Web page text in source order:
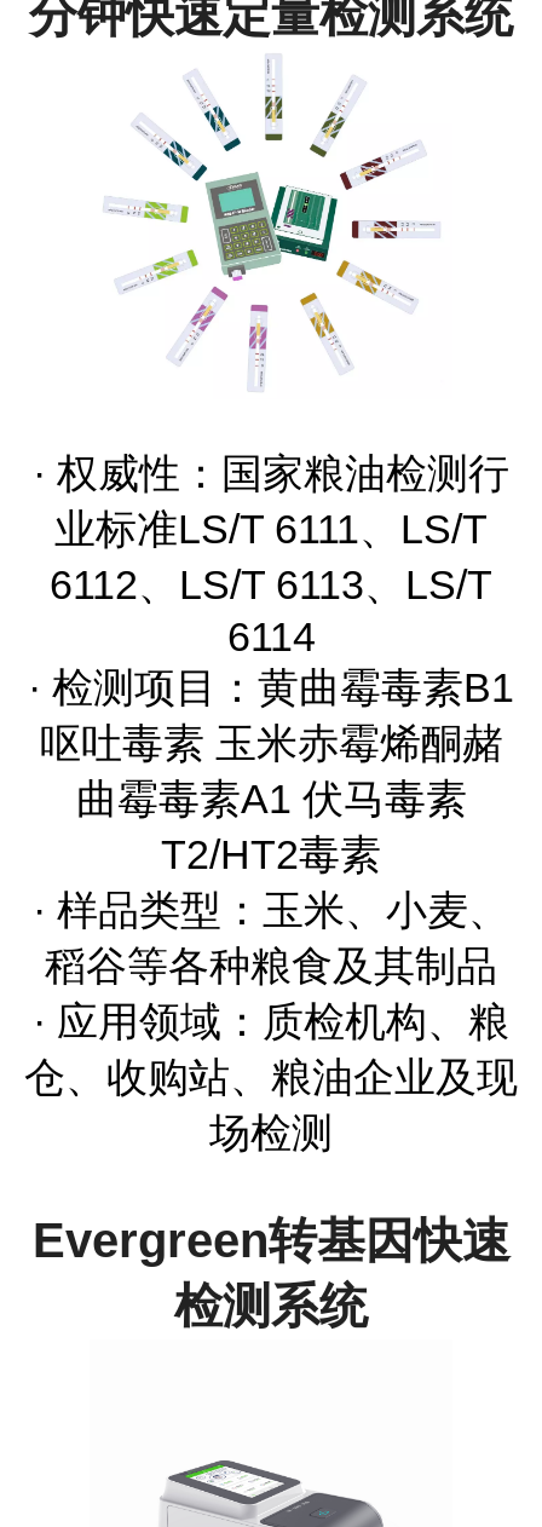
分钟快速定量检测系统
· 权威性：国家粮油检测行
业标准LS/T 6111、LS/T
6112、LS/T 6113、LS/T
6114
· 检测项目：黄曲霉毒素B1
呕吐毒素 玉米赤霉烯酮赭
曲霉毒素A1 伏马毒素
T2/HT2毒素
· 样品类型：玉米、小麦、
稻谷等各种粮食及其制品
· 应用领域：质检机构、粮
仓、收购站、粮油企业及现
场检测
Evergreen转基因快速
检测系统